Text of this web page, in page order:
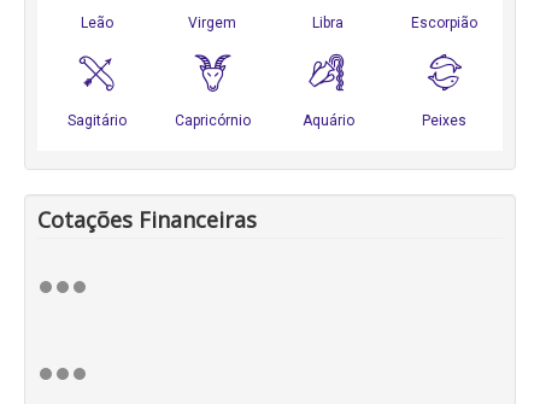
Cotações Financeiras